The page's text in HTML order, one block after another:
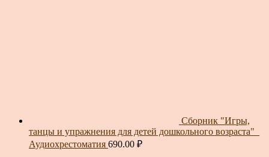
Сборник "Игры,
танцы и упражнения для детей дошкольного возраста"_
Аудиохрестоматия 690.00 ₽